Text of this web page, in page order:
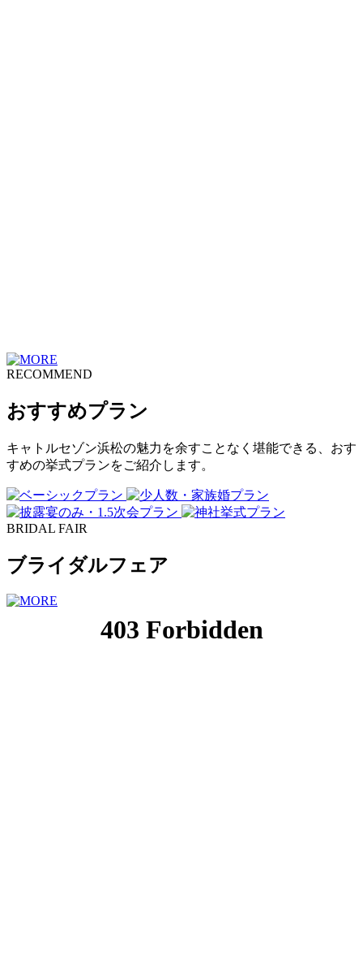
RECOMMEND
おすすめプラン
キャトルセゾン浜松の魅力を余すことなく堪能できる、おす
すめの挙式プランをご紹介します。
BRIDAL FAIR
ブライダルフェア